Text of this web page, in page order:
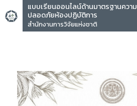
แบบเรียนออนไลน์ด้านมาตรฐานความ
ปลอดภัยห้องปฏิบัติการ
สำนักงานการวิจัยแห่งชาติ